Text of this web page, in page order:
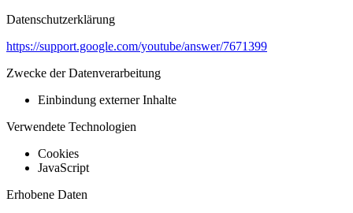
Datenschutzerklärung
https://support.google.com/youtube/answer/7671399
Zwecke der Datenverarbeitung
Einbindung externer Inhalte
Verwendete Technologien
Cookies
JavaScript
Erhobene Daten